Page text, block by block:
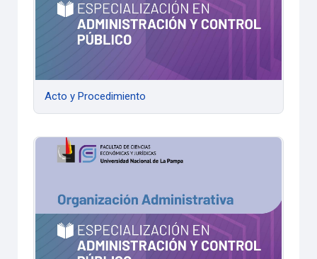
Acto y Procedimiento
Organización Administrativa